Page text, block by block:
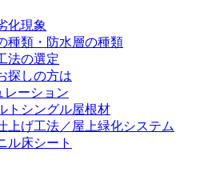
化現象
種類・防水層の種類
法の選定
探しの方は
レーション
トシングル屋根材
上げ工法／屋上緑化システム
ル床シート